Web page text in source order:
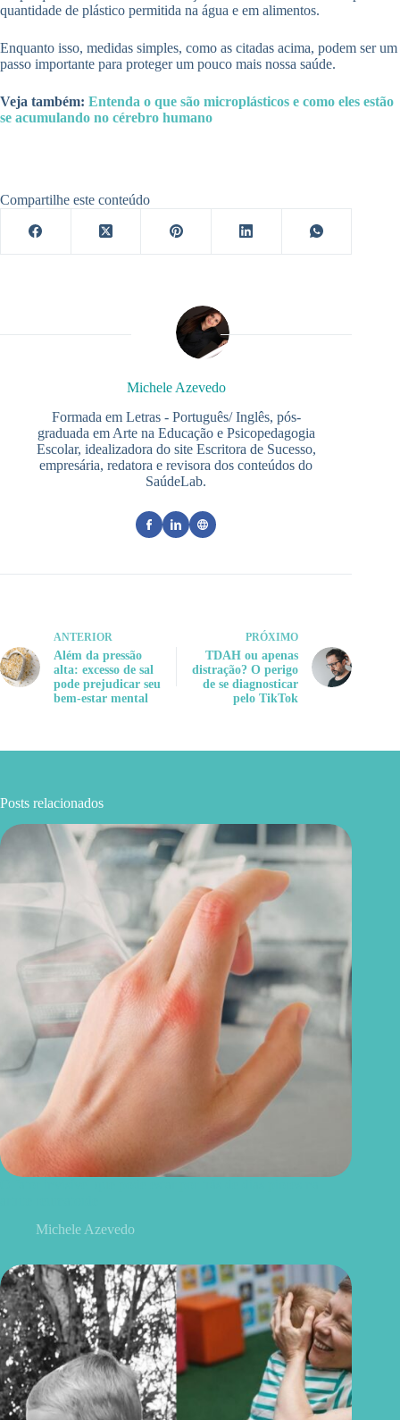
quantidade de plástico permitida na água e em alimentos.
Enquanto isso, medidas simples, como as citadas acima, podem ser um
passo importante para proteger um pouco mais nossa saúde.
Veja também: Entenda o que são microplásticos e como eles estão
se acumulando no cérebro humano
Compartilhe este conteúdo
Michele Azevedo
Formada em Letras - Português/ Inglês, pós-
graduada em Arte na Educação e Psicopedagogia
Escolar, idealizadora do site Escritora de Sucesso,
empresária, redatora e revisora dos conteúdos do
SaúdeLab.
ANTERIOR
Além da pressão
alta: excesso de sal
pode prejudicar seu
bem-estar mental
PRÓXIMO
TDAH ou apenas
distração? O perigo
de se diagnosticar
pelo TikTok
Posts relacionados
Michele Azevedo